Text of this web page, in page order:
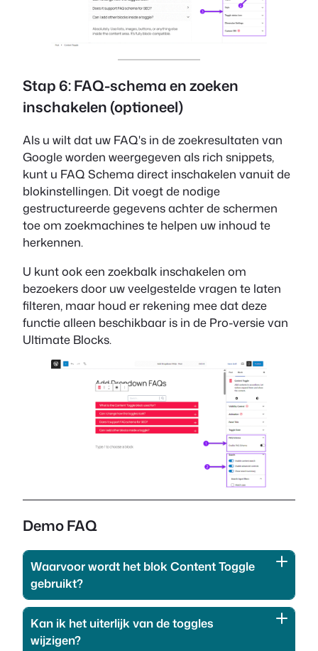
Stap 6: FAQ-schema en zoeken
inschakelen (optioneel)
Als u wilt dat uw FAQ's in de zoekresultaten van
Google worden weergegeven als rich snippets,
kunt u FAQ Schema direct inschakelen vanuit de
blokinstellingen. Dit voegt de nodige
gestructureerde gegevens achter de schermen
toe om zoekmachines te helpen uw inhoud te
herkennen.
U kunt ook een zoekbalk inschakelen om
bezoekers door uw veelgestelde vragen te laten
filteren, maar houd er rekening mee dat deze
functie alleen beschikbaar is in de Pro-versie van
Ultimate Blocks.
Demo FAQ
Waarvoor wordt het blok Content Toggle
gebruikt?
Kan ik het uiterlijk van de toggles
wijzigen?